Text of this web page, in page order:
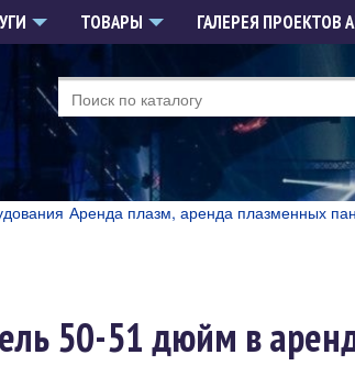
ТОВАРЫ ГАЛЕРЕЯ ПРОЕКТОВ
Аренда плазм, аренда плазменных
50-51 дюйм в